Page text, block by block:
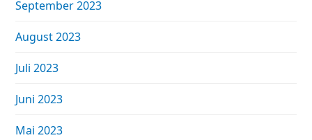
September 2023
August 2023
Juli 2023
Juni 2023
Mai 2023